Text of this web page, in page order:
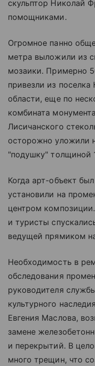
скульптор Николай
помощниками.
Огромное панно
метра выложили из
мозаики. Примерно
привезли из
области, еще по
комбината
Лисичанского
осторожно уложили
"подушку" толщиной
Когда арт-объект
установили на
центром
и туристы
ведущей прямиком
Необходимость в
обследования
руководителя
культурного
Евгения Маслова,
замене
и перекрытий. В
много трещин, что